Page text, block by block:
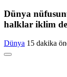
Dünya
halklar iklim
Dünya 15 dakika